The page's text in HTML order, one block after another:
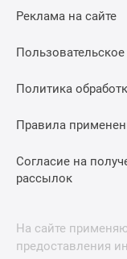
Реклама на сайте
Политика
Правила
Согласие на
рассылок
На сайте
предоставления